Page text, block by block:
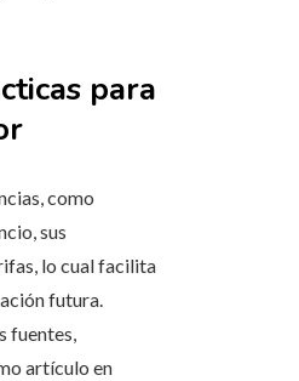
para
como
sus
lo cual facilita
futura.
fuentes,
artículo en